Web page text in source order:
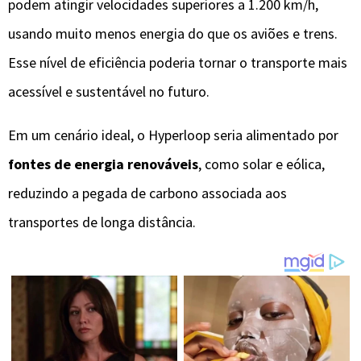
podem atingir velocidades superiores a 1.200 km/h,
usando muito menos energia do que os aviões e trens.
Esse nível de eficiência poderia tornar o transporte mais
acessível e sustentável no futuro.
Em um cenário ideal, o Hyperloop seria alimentado por
fontes de energia renováveis, como solar e eólica,
reduzindo a pegada de carbono associada aos
transportes de longa distância.